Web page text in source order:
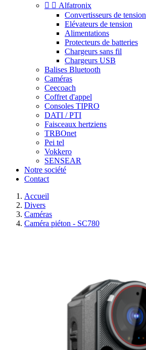
  Alfatronix
Convertisseurs de tension
Elévateurs de tension
Alimentations
Protecteurs de batteries
Chargeurs sans fil
Chargeurs USB
Balises Bluetooth
Caméras
Ceecoach
Coffret d'appel
Consoles TIPRO
DATI / PTI
Faisceaux hertziens
TRBOnet
Pei tel
Vokkero
SENSEAR
Notre société
Contact
Accueil
Divers
Caméras
Caméra piéton - SC780